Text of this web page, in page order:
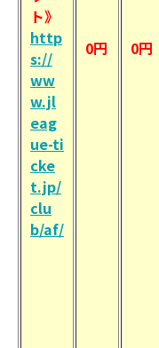
ト》
http
s://
ww
w.jl
eag
ue-ti
cke
t.jp/
clu
b/af/
0円 0円